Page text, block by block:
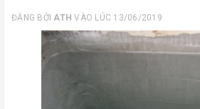
ĐĂNG BỞIATH VÀO LÚC 13/06/2019